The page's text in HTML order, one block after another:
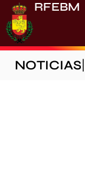
RFEBM
NOTICIAS